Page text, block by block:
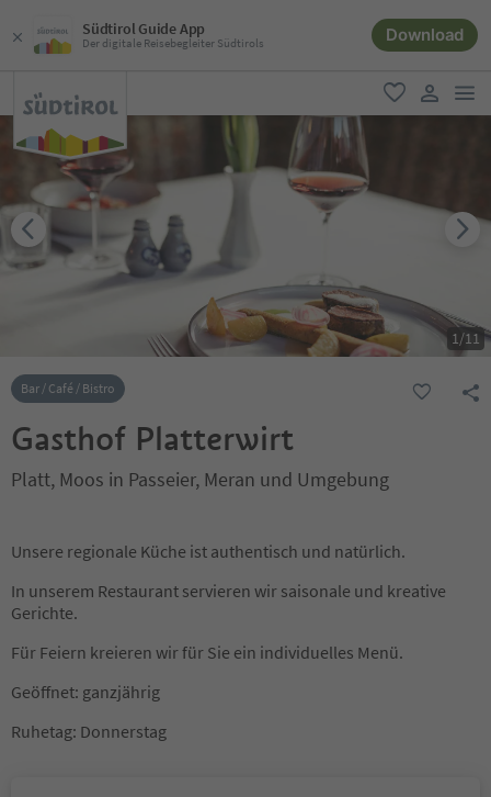
Südtirol Guide App
Der digitale Reisebegleiter Südtirols Download
favorit
user link
1/11
Bar / Café / Bistro
Gasthof Platterwirt
Platt, Moos in Passeier, Meran und Umgebung
Unsere regionale Küche ist authentisch und natürlich.
In unserem Restaurant servieren wir saisonale und kreative
Gerichte.
Für Feiern kreieren wir für Sie ein individuelles Menü.
Geöffnet: ganzjährig
Ruhetag: Donnerstag